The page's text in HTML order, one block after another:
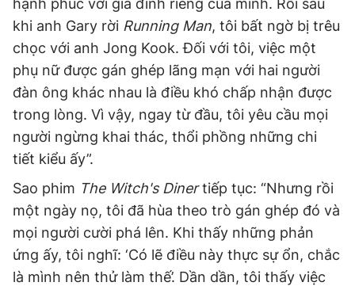
hạnh phúc với gia đình riêng của mình. Rồi sau
khi anh Gary rời Running Man, tôi bất ngờ bị trêu
chọc với anh Jong Kook. Đối với tôi, việc một
phụ nữ được gán ghép lãng mạn với hai người
đàn ông khác nhau là điều khó chấp nhận được
trong lòng. Vì vậy, ngay từ đầu, tôi yêu cầu mọi
người ngừng khai thác, thổi phồng những chi
tiết kiểu ấy”.
Sao phim The Witch's Dinertiếp tục: “Nhưng rồi
một ngày nọ, tôi đã hùa theo trò gán ghép đó và
mọi người cười phá lên. Khi thấy những phản
ứng ấy, tôi nghĩ: ‘Có lẽ điều này thực sự ổn, chắc
là mình nên thử làm thế’. Dần dần, tôi thấy việc